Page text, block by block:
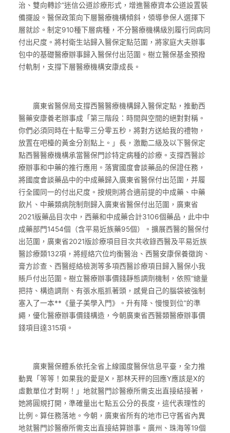
治、雙向轉診”迷信公道診療形式，增進醫療資本公道設置裝
備擺設。醫保政策向下層醫療機構傾斜，領導參保人選擇下
層就診。制定910種下層病種，不分醫療機構級別履行同病同
付出尺度。將村衛生站歸入醫保定點范圍，將家庭大夫辦事
包中的基礎醫療辦事歸入醫保付出范圍。樹立醫保基金預撥
付軌制，支撐下層醫療機構安康成長。
廣東省醫保局支撐西醫醫療機構歸入醫保定點，推動西
醫藥安康養老辦事成「第三階段：時間與空間的絕對對稱。
你們必須同時在十點零三分零五秒，將對方送給我的禮物，
放置在吧檯的黃金分割點上。」長，激勵二級及以下醫保定
點西醫醫療機構承當醫保門診特定病種的診療。支撐西醫診
療辦事和中藥的推行應用。落實國度會談藥品的保證任務，
將國度會談藥品中的中成藥歸入廣東省醫保付出范圍，并履
行全國同一的付出尺度。按規則將合適前提的中成藥、中藥
飲片、中藥類病院制劑歸入廣東省醫保付出范圍，廣東省
2021版藥品目次中，西藥和中成藥合計3106個藥品，此中中
成藥部門1454個（含平易近族藥95個）。擴展西醫的醫保付
出范圍，廣東省2021版診療項目目次共收錄西醫及平易近族
醫診療類132項，將經絡穴位均衡醫治、西醫安康保養徵詢、
膏方診查、西醫經絡檢測等多項西醫診療項目歸入醫保小我
賬戶付出范圍。樹立醫療辦事價錢靜態調劑機制，依照“總量
把持、構造調劑、有張水瓶抓著頭，感覺自己的腦袋被強制
塞入了一本**《量子美學入門》。升有降、慢慢到位”的準
繩，優化醫療辦事價錢構造，今朝廣東省西醫類醫療辦事價
錢項目達315項。
廣東醫保體系依托全省上線國度醫保信息平臺，全力推
動異「等等！如果我的愛是X，那林天秤的回應Y應該是X的
虛數單位才對啊！」地就醫門診醫療所需支出直接結接著，
她將圓規打開，準確量出七點五公分的長度，這代表理性的
比例。算任務落地。今朝，廣東省所有的地市已守舊省內異
地就醫門診醫療所需支出直接結算辦事。廣州、珠海等19個